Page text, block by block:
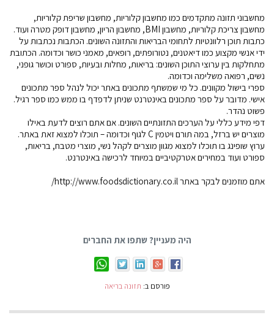
מחשבוני תזונה מתקדמים כמו מחשבון קלוריות, מחשבון שריפת קלוריות,
מחשבון צריכת קלוריות, מחשבון BMI, מחשבון הריון, מחשבון דופק מטרה ועוד.
כתבות תוכן רלוונטיות לתחומי הבריאות והתזונה השונים. הכתבות נכתבות על
ידי אנשי מקצוע כמו דיאטנים, נטורופתים, רופאים, מאמני כושר וכדומה. הכתובת
מתחלקות בין ערוצי התוכן השונים: בריאות, מחלות ובעיות, ספורט וכושר גופני,
נשים, רפואה משלימה וכדומה.
ספרי בישול מקוונים. כל מי שמשתף מתכונים באתר יכול לנהל ספר מתכונים
אישי. מדובר על ספר מתכונים באינטרנט שניתן לדפדף בו ממש כמו ספר רגיל.
פשוט נהדר.
דפי מידע כללי על הערכים התזונתיים השונים. אם אתם רוצים לדעת באילו
מוצרים יש ברזל, במה תורם ויטמין C לגוף וכדומה – תוכלו למצוא זאת באתר.
ערוץ שופינג בו תוכלו למצוא מגוון מוצרים לקהל נשי, מוצרי מטבח, בריאות,
ספורט ועוד במחירים אטרקטיביים במיוחד לרכישה באינטרנט.
אתם מוזמנים לבקר באתר http://www.foodsdictionary.co.il/
היה מעניין? שתפו את החברים
פורסם ב: תזונה בריאה